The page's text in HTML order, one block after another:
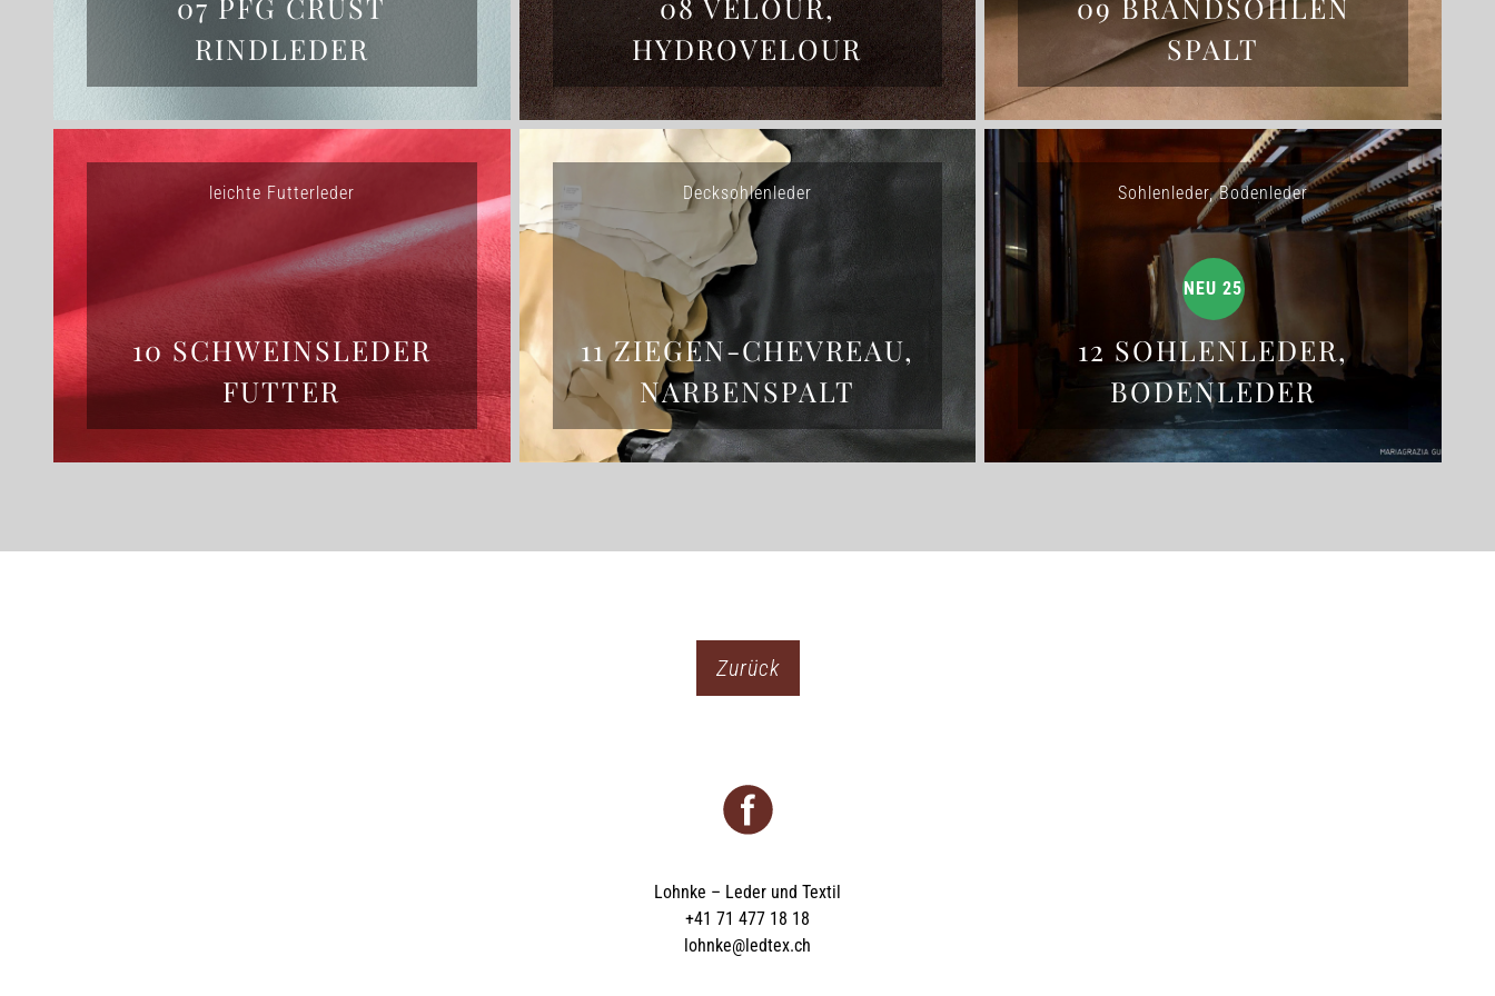
RINDLEDER
HYDROVELOUR
SPALT
leichte Futterleder
10 SCHWEINSLEDER
FUTTER
Decksohlenleder
11 ZIEGEN-CHEVREAU,
NARBENSPALT
Sohlenleder, Bodenleder
NEU 25
12 SOHLENLEDER,
BODENLEDER
Zurück
Lohnke – Leder und Textil
+41 71 477 18 18
lohnke@ledtex.ch